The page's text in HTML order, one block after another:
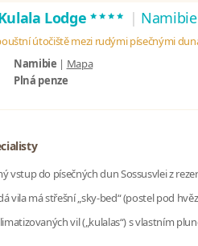
Lodge**** | Namibie
útočiště mezi rudými písečnými
Namibie | Mapa
Plná penze
vstup do písečných dun Sossusvlei z
vila má střešní „sky‑bed“ (postel pod
vil („kulalas“) s vlastním